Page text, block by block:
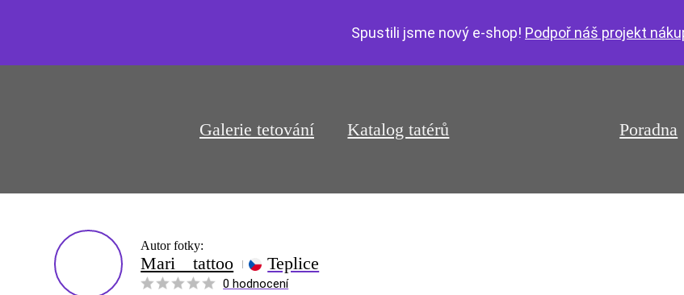
Spustili jsme nový e-shop! Podpoř náš projekt
Galerie tetování Katalog tatérů Poradna
Autor fotky:
Mari__tattoo Teplice
0 hodnocení